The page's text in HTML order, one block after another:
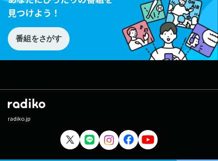
見つけよう！
番組をさがす
radiko.jp